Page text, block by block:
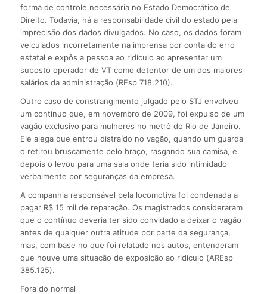
forma de controle necessária no Estado Democrático de
Direito. Todavia, há a responsabilidade civil do estado pela
imprecisão dos dados divulgados. No caso, os dados foram
veiculados incorretamente na imprensa por conta do erro
estatal e expôs a pessoa ao ridículo ao apresentar um
suposto operador de VT como detentor de um dos maiores
salários da administração (REsp 718.210).
Outro caso de constrangimento julgado pelo STJ envolveu
um contínuo que, em novembro de 2009, foi expulso de um
vagão exclusivo para mulheres no metrô do Rio de Janeiro.
Ele alega que entrou distraído no vagão, quando um guarda
o retirou bruscamente pelo braço, rasgando sua camisa, e
depois o levou para uma sala onde teria sido intimidado
verbalmente por seguranças da empresa.
A companhia responsável pela locomotiva foi condenada a
pagar R$ 15 mil de reparação. Os magistrados consideraram
que o contínuo deveria ter sido convidado a deixar o vagão
antes de qualquer outra atitude por parte da segurança,
mas, com base no que foi relatado nos autos, entenderam
que houve uma situação de exposição ao ridículo (AREsp
385.125).
Fora do normal